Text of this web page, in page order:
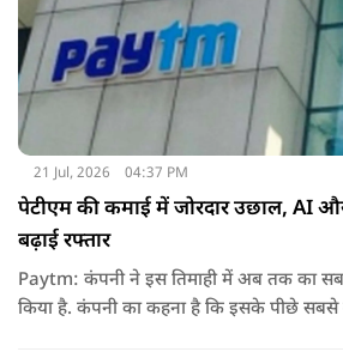
21 Jul, 2026 04:37 PM
पेटीएम की कमाई में जोरदार उछाल, AI
बढ़ाई रफ्तार
Paytm: कंपनी ने इस तिमाही में अब तक का
किया है. कंपनी का कहना है कि इसके पीछे सबसे